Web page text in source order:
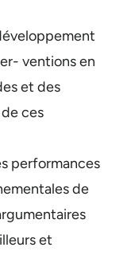
ventions en
et des
ces
performances
de
et